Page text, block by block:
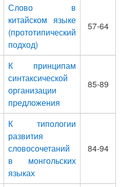
Слово в
китайском языке
(прототипический
подход)
57-64
К принципам
синтаксической
организации
предложения
85-89
К типологии
развития
словосочетаний
в монгольских
языках
84-94